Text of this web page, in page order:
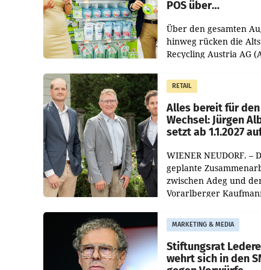
POS über
Über den gesamten
hinweg rücken die
Recycling Austria AG
Müller die Initiative
Helden“ in allen
österreichischen
RETAIL
Alles bereit für den
Wechsel: Jürgen
setzt ab 1.1.2027
WIENER NEUDORF. –
geplante
zwischen Adeg und
Vorarlberger
freigegeben: Die
und der
MARKETING & MEDIA
Stiftungsrat
wehrt sich in den